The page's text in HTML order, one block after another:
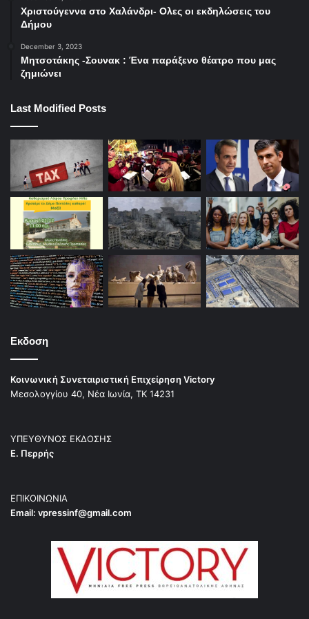
Χριστούγεννα στο Χαλάνδρι- Ολες οι εκδηλώσεις του
Δήμου
December 3, 2023
Μητσοτάκης -Σουνακ : Ένα παράξενο θέατρο που μας
ζημιώνει
Last Modified Posts
Εκδοση
Κοινωνική Συνεταιριστική Επιχείρηση Victory
Μεσολογγίου 40, Νέα Ιωνία, ΤΚ 14231
ΥΠΕΥΘΥΝΟΣ ΕΚΔΟΣΗΣ
Ε. Περρής
ΕΠΙΚΟΙΝΩΝΙΑ
Email: vpressinf@gmail.com